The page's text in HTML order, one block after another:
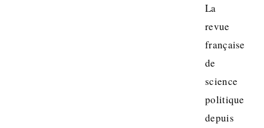
La
revue
française
de
science
politique
depuis